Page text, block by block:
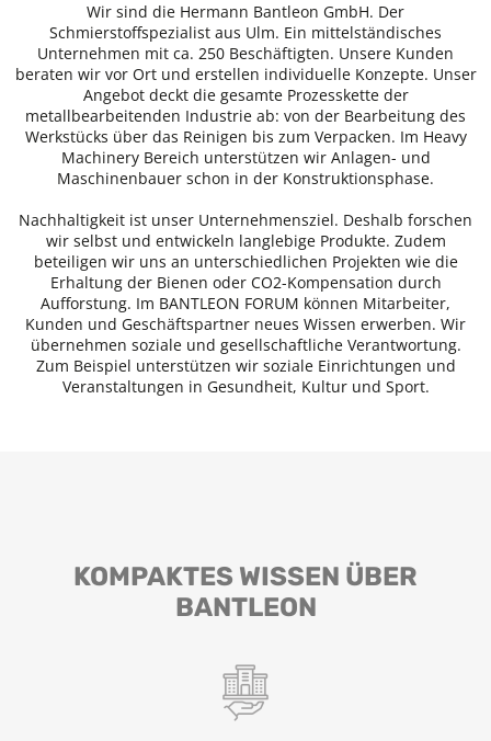
Wir sind die Hermann Bantleon GmbH. Der
Schmierstoffspezialist aus Ulm. Ein mittelständisches
Unternehmen mit ca. 250 Beschäftigten. Unsere Kunden
beraten wir vor Ort und erstellen individuelle Konzepte. Unser
Angebot deckt die gesamte Prozesskette der
metallbearbeitenden Industrie ab: von der Bearbeitung des
Werkstücks über das Reinigen bis zum Verpacken. Im Heavy
Machinery Bereich unterstützen wir Anlagen- und
Maschinenbauer schon in der Konstruktionsphase.
Nachhaltigkeit ist unser Unternehmensziel. Deshalb forschen
wir selbst und entwickeln langlebige Produkte. Zudem
beteiligen wir uns an unterschiedlichen Projekten wie die
Erhaltung der Bienen oder CO2-Kompensation durch
Aufforstung. Im BANTLEON FORUM können Mitarbeiter,
Kunden und Geschäftspartner neues Wissen erwerben. Wir
übernehmen soziale und gesellschaftliche Verantwortung.
Zum Beispiel unterstützen wir soziale Einrichtungen und
Veranstaltungen in Gesundheit, Kultur und Sport.
KOMPAKTES WISSEN ÜBER
BANTLEON